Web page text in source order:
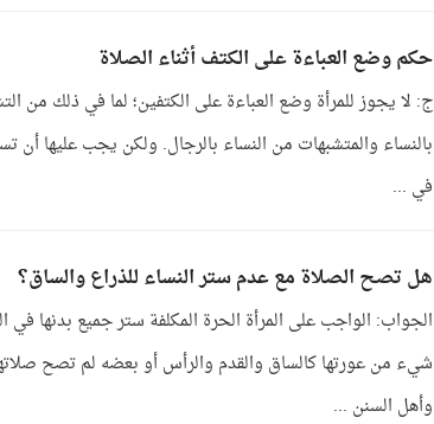
حكم وضع العباءة على الكتف أثناء الصلاة
ج: لا يجوز للمرأة وضع العباءة على الكتفين؛ لما في ذلك من
بالنساء والمتشبهات من النساء بالرجال. ولكن يجب عليها أن
في ...
هل تصح الصلاة مع عدم ستر النساء للذراع والساق؟
الجواب: الواجب على المرأة الحرة المكلفة ستر جميع بدنها في
شيء من عورتها كالساق والقدم والرأس أو بعضه لم تصح
وأهل السنن ...